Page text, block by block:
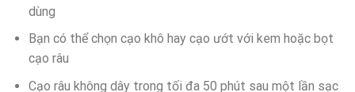
dùng
Bạn có thể chọn cạo khô hay cạo ướt với kem hoặc bọt
cạo râu
Cạo râu không dây trong tối đa 50 phút sau một lần sạc